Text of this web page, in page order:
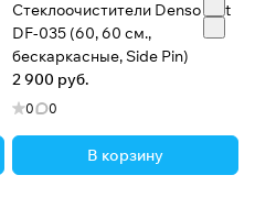
Стеклоочистители Denso Flat
DF-035 (60, 60 см.,
бескаркасные, Side Pin)
2 900 руб.
0 0
В корзину